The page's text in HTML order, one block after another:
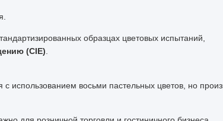
образцах цветовых испытаний,
(CIE)
восьми пастельных цветов, но